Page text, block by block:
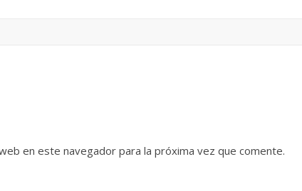
en este navegador para la próxima vez que comente.